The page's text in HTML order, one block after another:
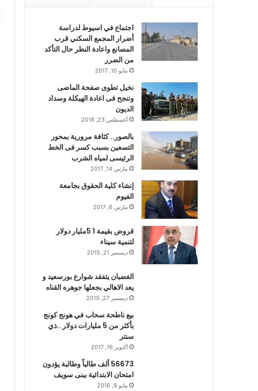
اجتماع في اسيوط لدراسة
أضرار المجمع السكني قرب
المصانع واعادة النظر حال التأكد
من الضرر
مايو 10, 2017
نخيل تطوى صفحة الماضى
وتنجح فى اعادة الهيكلة وسداد
الديون
أغسطس 23, 2016
بالصور.. كثافة مرورية بمحور
التسعين بسبب كسر فى الخط
الرئيسى لمياه الشرب
مارس 14, 2017
إنشاء كلية الحقوق بجامعة
الفيوم
مارس 6, 2017
قروض بقيمة 1 5مليار دولار
لتنمية سيناء
ديسمبر 21, 2015
الغضبان يتفقد شوارع بورسعيد و
يعد الاهالي بجعلها جوهره القناه
ديسمبر 27, 2015
بيع ناطحة سحاب في هونج كونج
بأكثر من 5 مليارات دولار ..ذي
سنتر
أكتوبر 16, 2017
56673 ألف طالباً وطالبة يؤدون
امتحان الابتدائية ببنى سويف
مايو 9, 2016